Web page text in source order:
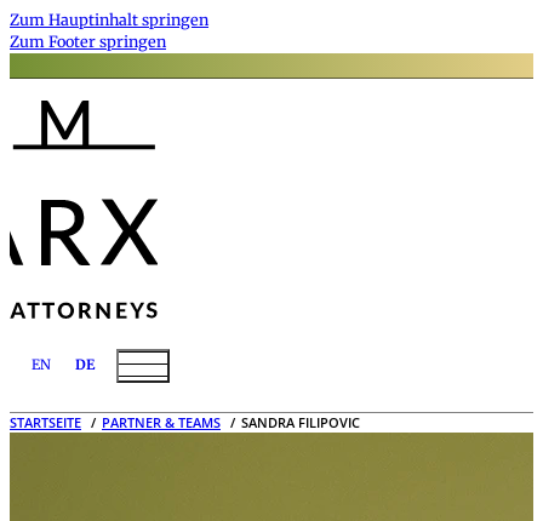
Zum Hauptinhalt springen
Zum Footer springen
EN DE
STARTSEITE PARTNER & TEAMS SANDRA FILIPOVIC